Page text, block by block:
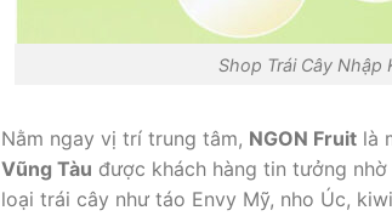
Shop Trái Cây Nhập
Nằm ngay vị trí trung tâm, NGON Fruit là
Vũng Tàu được khách hàng tin tưởng
loại trái cây như táo Envy Mỹ, nho Úc,